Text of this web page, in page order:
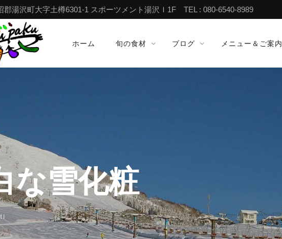
湯沢町大字土樽6301-1 スポーツメント湯沢Ｉ1F TEL : 080-6540-8989
ホーム 旬の食材 ブログ メニュー＆ご案内
な雪化粧